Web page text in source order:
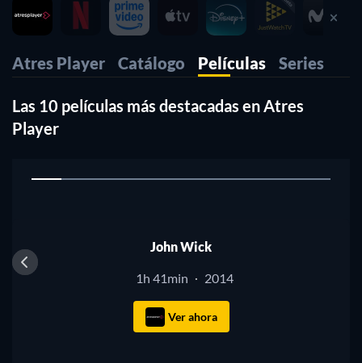
películas en Atres Player que puedes ver en línea en este
momento. Organizamos esta lista de películas de Atres
películas para ver. ¿Prefieres ver en Atres Player películas de
continuación para encontrar películas o series en base a tus
preferencias. ¡Sí, es así de simple!.
Atres Player Catálogo Películas Series
Las 10 películas más destacadas en Atres
Player
1
John Wick
1h 41min · 2014
Ver ahora